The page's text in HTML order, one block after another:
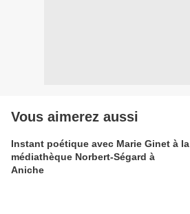
Vous aimerez aussi
Instant poétique avec Marie Ginet à la
médiathèque Norbert-Ségard à
Aniche